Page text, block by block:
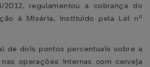
2012, regulamentou a cobrança do
à Miséria, instituído pela Lei nº
de dois pontos percentuais sobre a
operações internas com cerveja